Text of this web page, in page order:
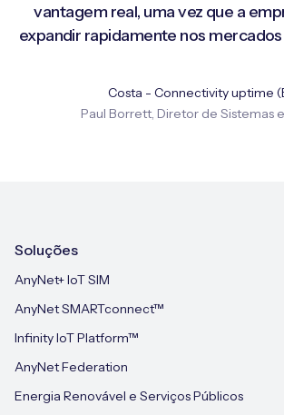
vantagem real, uma vez que a
expandir rapidamente nos
Costa - Connectivity uptime
Paul Borrett, Diretor de Sistemas
Soluções
AnyNet+ IoT SIM
AnyNet SMARTconnect™
Infinity IoT Platform™
AnyNet Federation
Energia Renovável e Serviços Públicos